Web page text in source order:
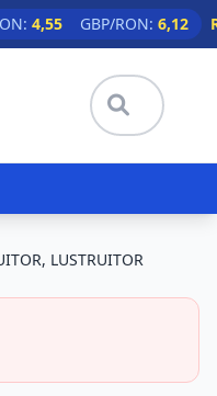
4,55 GBP/RON: 6,12
LUSTRUITOR